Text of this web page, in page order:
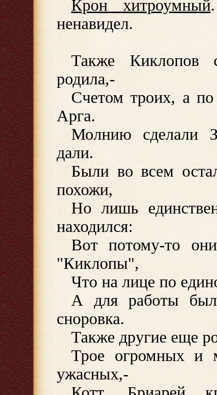
Крон хитроумный
ненавидел.
Также
родила,-
Счетом троих, а
Арга.
Молнию сделали
дали.
Были во всем
похожи,
Но лишь
находился:
Вот потому-то
"Киклопы",
Что на лице по
А для работы
сноровка.
Также другие еще
Трое огромных и
ужасных,-